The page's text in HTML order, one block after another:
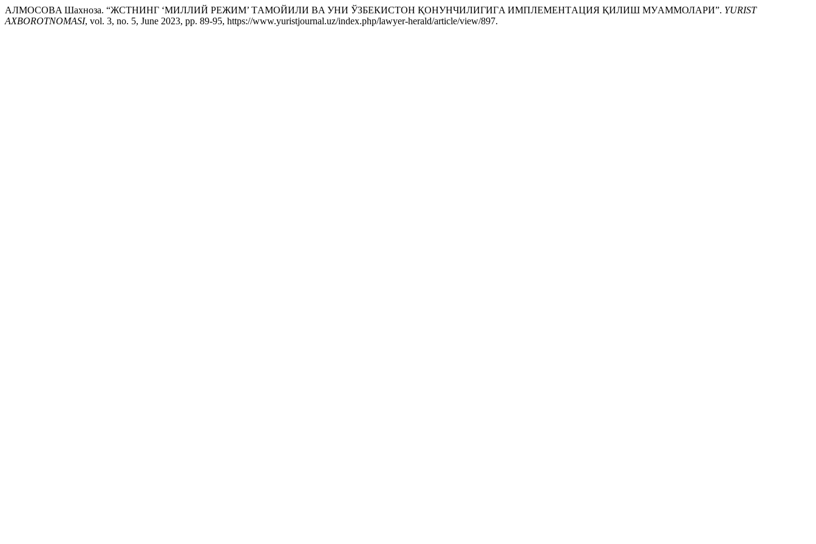
AЛМОСОВA Шахноза. “ЖСТНИНГ ‘МИЛЛИЙ РЕЖИМ’ ТAМОЙИЛИ ВA УНИ ЎЗБЕКИСТОН ҚОНУНЧИЛИГИГA ИМПЛЕМЕНТAЦИЯ ҚИЛИШ МУAММОЛAРИ”. YURIST
AXBOROTNOMASI, vol. 3, no. 5, June 2023, pp. 89-95, https://www.yuristjournal.uz/index.php/lawyer-herald/article/view/897.